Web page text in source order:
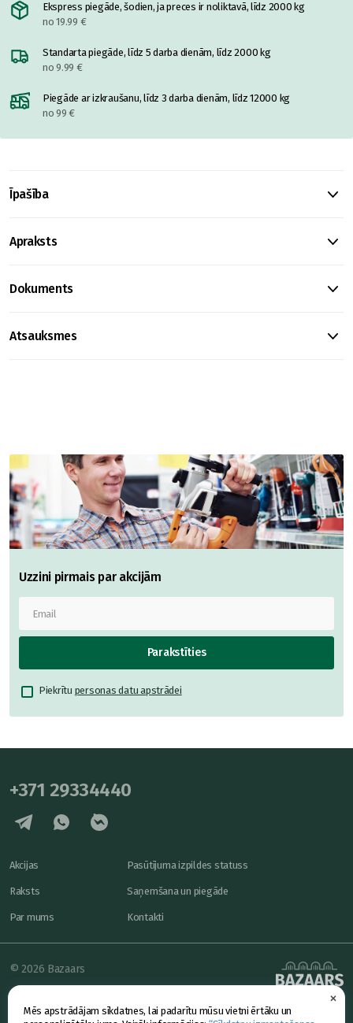
×
Mēs apstrādājam sīkdatnes, lai padarītu mūsu vietni ērtāku un
Ekspress piegāde, šodien, ja preces ir noliktavā, līdz 2000 kg
no 19.99 €
Standarta piegāde, līdz 5 darba dienām, līdz 2000 kg
no 9.99 €
Piegāde ar izkraušanu, līdz 3 darba dienām, līdz 12000 kg
no 99 €
Īpašība
Apraksts
Dokuments
Atsauksmes
Uzzini pirmais par akcijām
Parakstīties
Piekrītu personas datu apstrādei
+371 29334440
Akcijas
Raksts
Par mums
Pasūtījuma izpildes statuss
Saņemšana un piegāde
Kontakti
powered by
© 2026 Bazaars
Konfidencialitāte